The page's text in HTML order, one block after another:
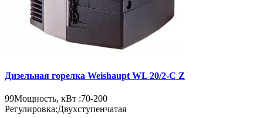
Дизельная горелка Weishaupt WL 20/2-C Z
99Мощность, кВт :70-200
Регулировка:Двухступенчатая